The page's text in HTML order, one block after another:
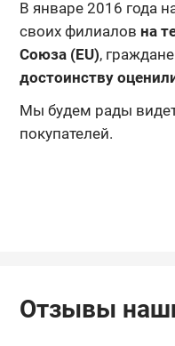
В январе 2016 года
своих филиалов на
Союза (EU),
достоинству
Мы будем рады
покупателей.
Отзывы